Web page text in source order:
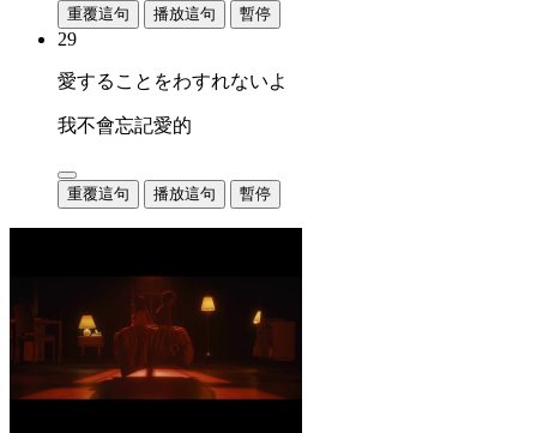
重覆這句 播放這句 暫停
29
愛することをわすれないよ
我不會忘記愛的
重覆這句 播放這句 暫停